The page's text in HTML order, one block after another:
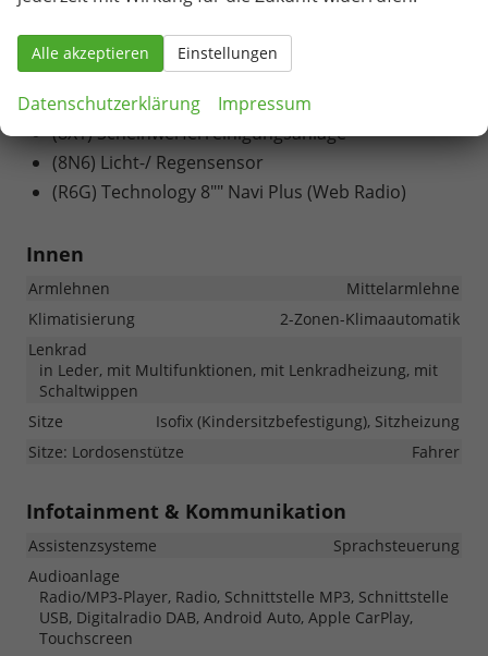
(W5F) Parking Paket
(1G9) platzsparendes Notrad
(8WB) Nebelscheinwerfer
(8X1) Scheinwerferreinigungsanlage
(8N6) Licht-/ Regensensor
(R6G) Technology 8"" Navi Plus (Web Radio)
Innen
Armlehnen
Mittelarmlehne
Klimatisierung
2-Zonen-Klimaautomatik
Lenkrad
in Leder, mit Multifunktionen, mit Lenkradheizung, mit
Schaltwippen
Sitze
Isofix (Kindersitzbefestigung), Sitzheizung
Sitze: Lordosenstütze
Fahrer
Infotainment & Kommunikation
Assistenzsysteme
Sprachsteuerung
Audioanlage
Radio/MP3-Player, Radio, Schnittstelle MP3, Schnittstelle
USB, Digitalradio DAB, Android Auto, Apple CarPlay,
Touchscreen
Alle akzeptieren Einstellungen
Datenschutzerklärung Impressum